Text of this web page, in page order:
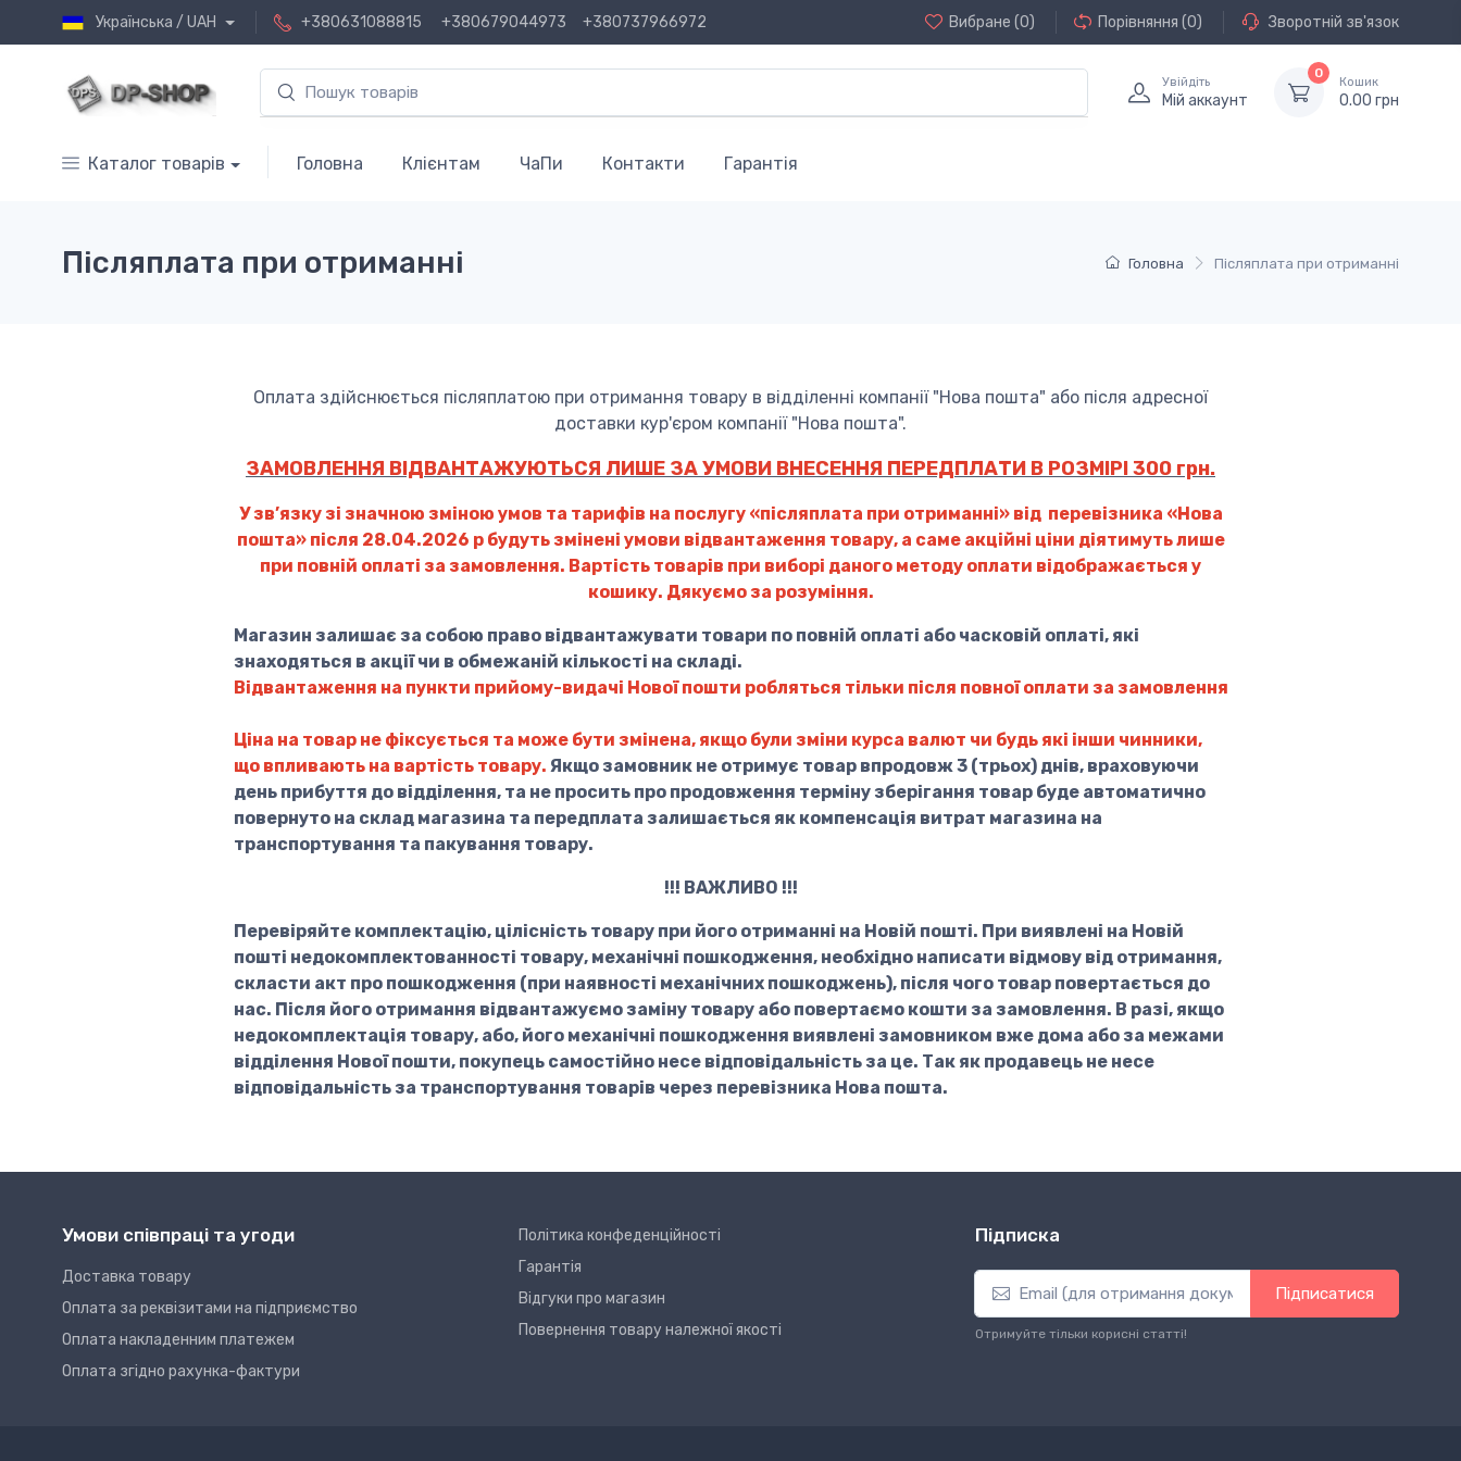
Українська / UAH +380631088815 +380679044973 +380737966972 Вибране (0) Порівняння (0) Зворотній зв'язок
Увійдіть
Мій аккаунт
0
Кошик
0.00 грн
Каталог товарів Головна Клієнтам ЧаПи Контакти Гарантія
Головна Післяплата при отриманні
Післяплата при отриманні
Оплата здійснюється післяплатою при отримання товару в відділенні компанії "Нова пошта" або після адресної
доставки кур'єром компанії "Нова пошта".
ЗАМОВЛЕННЯ ВІДВАНТАЖУЮТЬСЯ ЛИШЕ ЗА УМОВИ ВНЕСЕННЯ ПЕРЕДПЛАТИ В РОЗМІРІ 300 грн.
У зв’язку зі значною зміною умов та тарифів на послугу «післяплата при отриманні» від перевізника «Нова
пошта» після 28.04.2026 р будуть змінені умови відвантаження товару, а саме акційні ціни діятимуть лише
при повній оплаті за замовлення. Вартість товарів при виборі даного методу оплати відображається у
кошику. Дякуємо за розуміння.
Магазин залишає за собою право відвантажувати товари по повній оплаті або часковій оплаті, які
знаходяться в акції чи в обмежаній кількості на складі.
Відвантаження на пункти прийому-видачі Нової пошти робляться тільки після повної оплати за замовлення
Ціна на товар не фіксується та може бути змінена, якщо були зміни курса валют чи будь які інши чинники,
що впливають на вартість товару. Якщо замовник не отримує товар впродовж 3 (трьох) днів, враховуючи
день прибуття до відділення, та не просить про продовження терміну зберігання товар буде автоматично
повернуто на склад магазина та передплата залишається як компенсація витрат магазина на
транспортування та пакування товару.
!!! ВАЖЛИВО !!!
Перевіряйте комплектацію, цілісність товару при його отриманні на Новій пошті. При виявлені на Новій
пошті недокомплектованності товару, механічні пошкодження, необхідно написати відмову від отримання,
скласти акт про пошкодження (при наявності механічних пошкоджень), після чого товар повертається до
нас. Після його отримання відвантажуємо заміну товару або повертаємо кошти за замовлення. В разі, якщо
недокомплектація товару, або, його механічні пошкодження виявлені замовником вже дома або за межами
відділення Нової пошти, покупець самостійно несе відповідальність за це. Так як продавець не несе
відповідальність за транспортування товарів через перевізника Нова пошта.
Умови співпраці та угоди
Доставка товару
Оплата за реквізитами на підприємство
Оплата накладенним платежем
Оплата згідно рахунка-фактури
Політика конфеденційності
Гарантія
Відгуки про магазин
Повернення товару належної якості
Підписка
Підписатися
Отримуйте тільки корисні статті!